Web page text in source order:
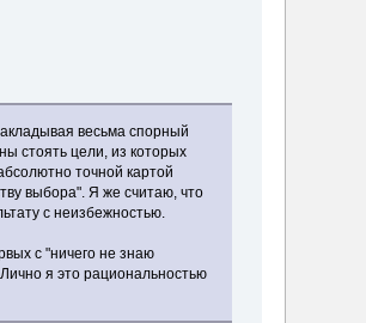
весьма спорный
стоять цели, из которых
точной картой
выбора". Я же считаю, что
с неизбежностью.
с "ничего не знаю
я это рациональностью